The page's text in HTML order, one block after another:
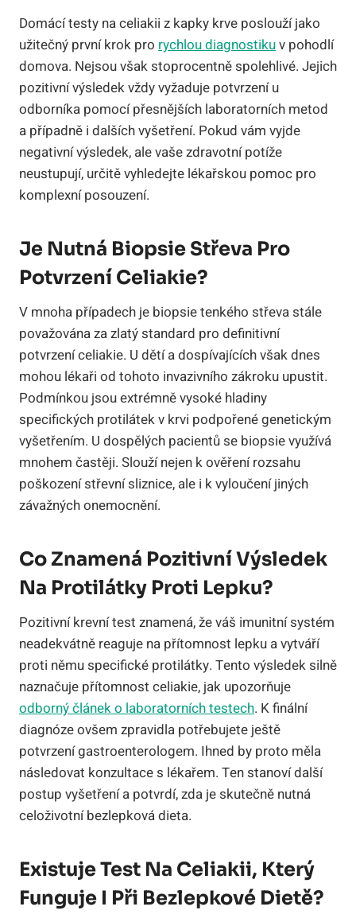
Domácí testy na celiakii z kapky krve poslouží jako
užitečný první krok pro rychlou diagnostikuv pohodlí
domova. Nejsou však stoprocentně spolehlivé. Jejich
pozitivní výsledek vždy vyžaduje potvrzení u
odborníka pomocí přesnějších laboratorních metod
a případně i dalších vyšetření. Pokud vám vyjde
negativní výsledek, ale vaše zdravotní potíže
neustupují, určitě vyhledejte lékařskou pomoc pro
komplexní posouzení.
Je Nutná Biopsie Střeva Pro
Potvrzení Celiakie?
V mnoha případech je biopsie tenkého střeva stále
považována za zlatý standard pro definitivní
potvrzení celiakie. U dětí a dospívajících však dnes
mohou lékaři od tohoto invazivního zákroku upustit.
Podmínkou jsou extrémně vysoké hladiny
specifických protilátek v krvi podpořené genetickým
vyšetřením. U dospělých pacientů se biopsie využívá
mnohem častěji. Slouží nejen k ověření rozsahu
poškození střevní sliznice, ale i k vyloučení jiných
závažných onemocnění.
Co Znamená Pozitivní Výsledek
Na Protilátky Proti Lepku?
Pozitivní krevní test znamená, že váš imunitní systém
neadekvátně reaguje na přítomnost lepku a vytváří
proti němu specifické protilátky. Tento výsledek silně
naznačuje přítomnost celiakie, jak upozorňuje
odborný článek o laboratorních testech. K finální
diagnóze ovšem zpravidla potřebujete ještě
potvrzení gastroenterologem. Ihned by proto měla
následovat konzultace s lékařem. Ten stanoví další
postup vyšetření a potvrdí, zda je skutečně nutná
celoživotní bezlepková dieta.
Existuje Test Na Celiakii, Který
Funguje I Při Bezlepkové Dietě?